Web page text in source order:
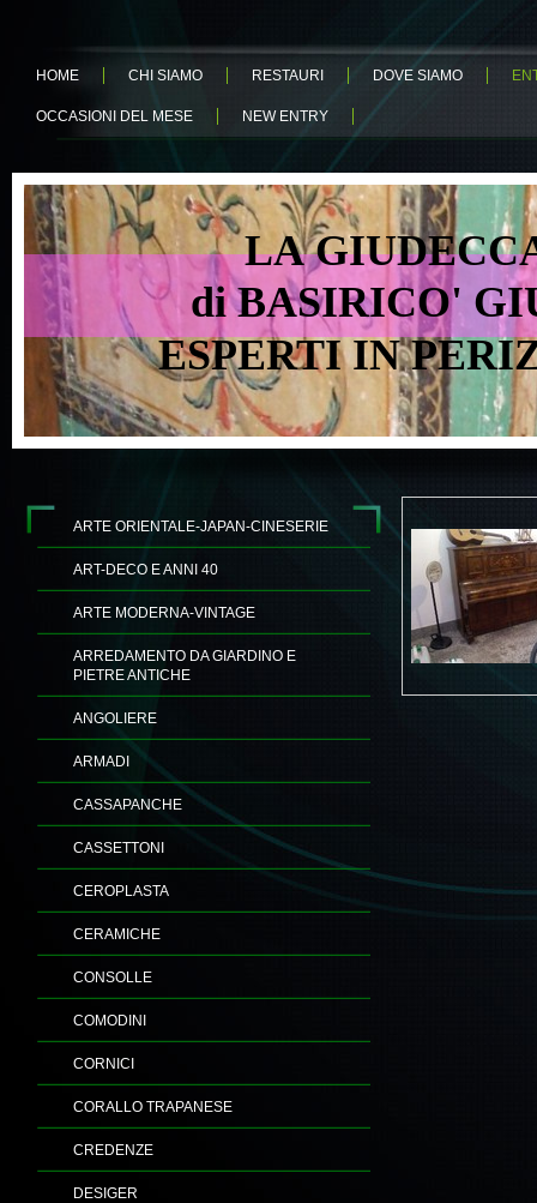
HOME CHI SIAMO RESTAURI DOVE SIAMO
OCCASIONI DEL MESE NEW ENTRY
LA GIUDECCA
di BASIRICO'
ESPERTI IN
ARTE ORIENTALE-JAPAN-CINESERIE
ART-DECO E ANNI 40
ARTE MODERNA-VINTAGE
ARREDAMENTO DA GIARDINO E
PIETRE ANTICHE
ANGOLIERE
ARMADI
CASSAPANCHE
CASSETTONI
CEROPLASTA
CERAMICHE
CONSOLLE
COMODINI
CORNICI
CORALLO TRAPANESE
CREDENZE
DESIGER